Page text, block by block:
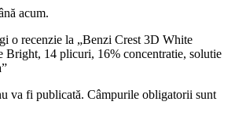
acum.
o recenzie la „Benzi Crest 3D White
Bright, 14 plicuri, 16% concentratie, solutie
va fi publicată. Câmpurile obligatorii sunt